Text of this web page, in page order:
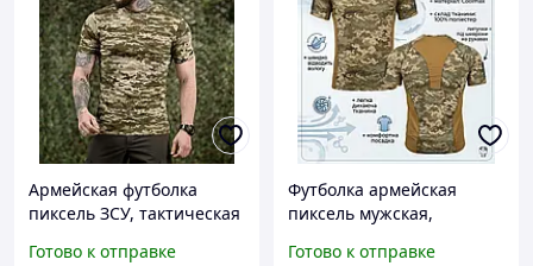
Армейская футболка
пиксель ЗСУ, тактическая
Готово к отправке
Футболка армейская
пиксель мужская,
влагоотводящая,
Готово к отправке